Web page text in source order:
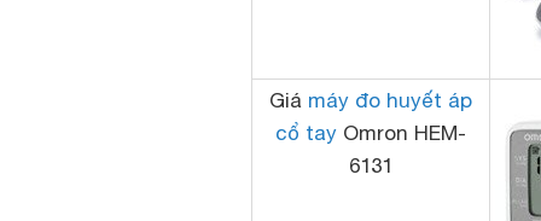
Giá máy đo huyết áp
cổ tay Omron HEM-
6131